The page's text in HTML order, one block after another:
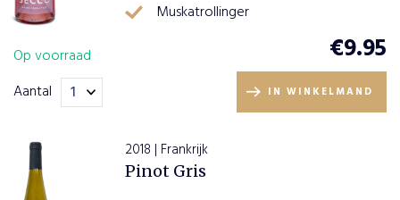
Muskatrollinger
Op voorraad
€9.95
Aantal IN WINKELMAND
2018 | Frankrijk
Pinot Gris